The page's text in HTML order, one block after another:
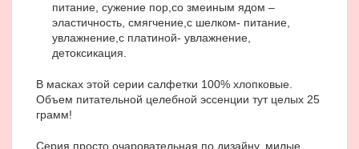
питание, сужение пор,со змеиным ядом –
эластичность, смягчение,с шелком- питание,
увлажнение,с платиной- увлажнение,
детоксикация.
В масках этой серии салфетки 100% хлопковые.
Объем питательной целебной эссенции тут целых 25
грамм!
Серия просто очаровательная по дизайну, милые